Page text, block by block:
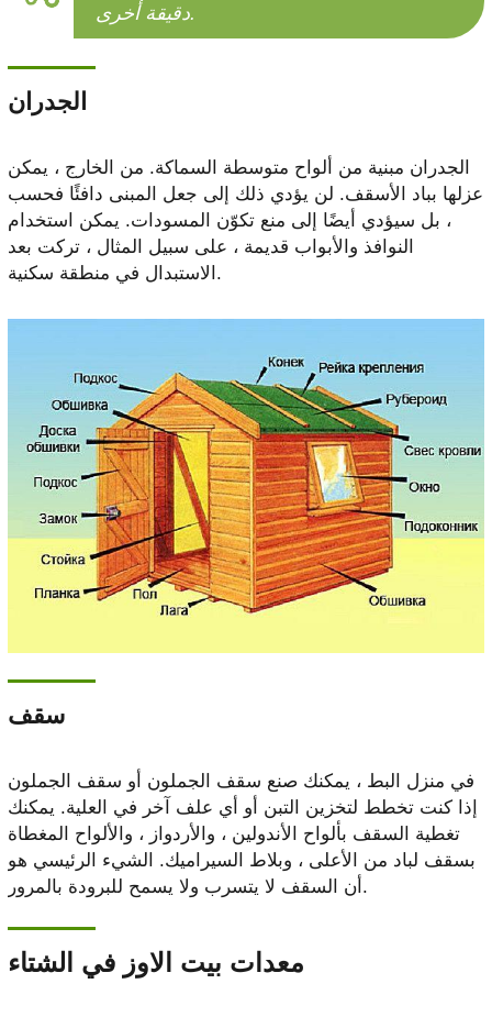
دقيقة أخرى.
الجدران
الجدران مبنية من ألواح متوسطة السماكة. من الخارج ، يمكن
عزلها بباد الأسقف. لن يؤدي ذلك إلى جعل المبنى دافئًا فحسب
، بل سيؤدي أيضًا إلى منع تكوّن المسودات. يمكن استخدام
النوافذ والأبواب قديمة ، على سبيل المثال ، تركت بعد
الاستبدال في منطقة سكنية.
سقف
في منزل البط ، يمكنك صنع سقف الجملون أو سقف الجملون
إذا كنت تخطط لتخزين التبن أو أي علف آخر في العلية. يمكنك
تغطية السقف بألواح الأندولين ، والأردواز ، والألواح المغطاة
بسقف لباد من الأعلى ، وبلاط السيراميك. الشيء الرئيسي هو
أن السقف لا يتسرب ولا يسمح للبرودة بالمرور.
معدات بيت الاوز في الشتاء